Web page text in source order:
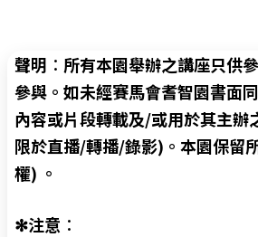
聲明︰所有本園舉辦之講座只供
參與。如未經賽馬會耆智園書面
內容或片段轉載及/或用於其主辦
限於直播/轉播/錄影)。本園保留
權) 。
✻注意︰